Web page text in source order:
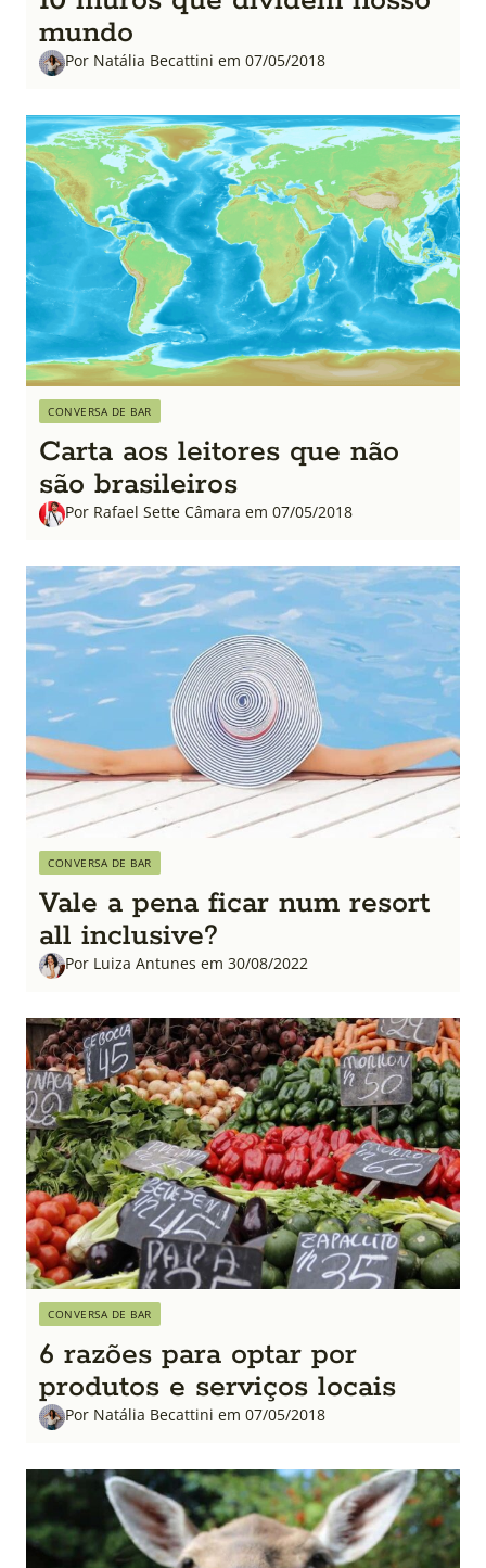
mundo
Por Natália Becattini em 07/05/2018
CONVERSA DE BAR
Carta aos leitores que não
são brasileiros
Por Rafael Sette Câmara em 07/05/2018
CONVERSA DE BAR
Vale a pena ficar num resort
all inclusive?
Por Luiza Antunes em 30/08/2022
CONVERSA DE BAR
6 razões para optar por
produtos e serviços locais
Por Natália Becattini em 07/05/2018